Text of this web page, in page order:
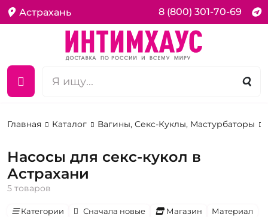
Астрахань 8 (800) 301-70-69
Главная Каталог Вагины, Секс-Куклы, Мастурбаторы
Насосы для секс-кукол в
Астрахани
5 товаров
Категории Сначала новые Магазин
Материал